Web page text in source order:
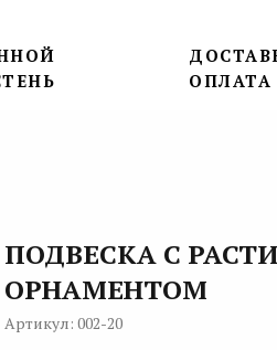
ОПЛАТА
ПОДВЕСКА С
ОРНАМЕНТОМ
Артикул: 002-20